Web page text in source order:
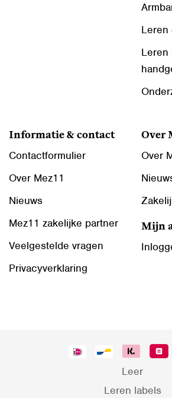
Leren
Leren
Informatie & contact
Contactformulier
Over Mez11
Nieuws
Mez11 zakelijke partner
Veelgestelde vragen
Privacyverklaring
Over
Over
Mijn
Leer
Leren labels